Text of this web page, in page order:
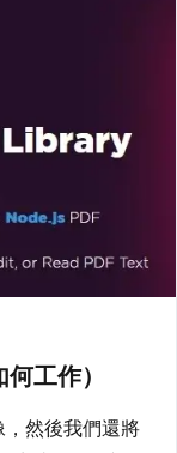
工作）
然後我們還將